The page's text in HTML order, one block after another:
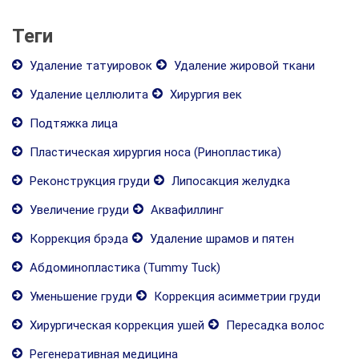
Теги
Удаление татуировок
Удаление жировой ткани
Удаление целлюлита
Хирургия век
Подтяжка лица
Пластическая хирургия носа (Ринопластика)
Реконструкция груди
Липосакция желудка
Увеличение груди
Аквафиллинг
Коррекция брэда
Удаление шрамов и пятен
Абдоминопластика (Tummy Tuck)
Уменьшение груди
Коррекция асимметрии груди
Хирургическая коррекция ушей
Пересадка волос
Регенеративная медицина